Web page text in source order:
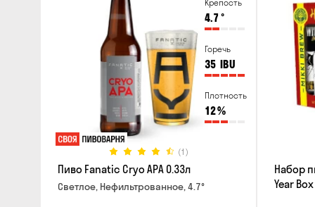
Крепость
4.7°
Горечь
35 IBU
Плотность
12%
(1)
Пиво Fanatic Cryo APA 0.33л
Светлое, Нефильтрованное, 4.7°
Набор
Year